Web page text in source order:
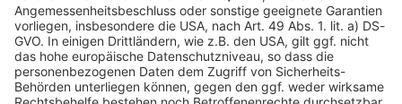
Auto stürzt von Autobahn auf Bahngleise -